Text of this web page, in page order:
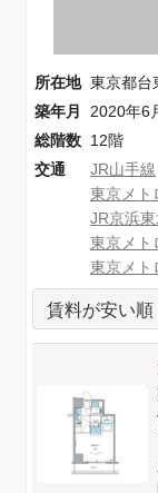
所在地 東京都台
築年月
2020年6
総階数 12階
交通
JR山手線
東京メト
JR京浜
東京メト
東京メト